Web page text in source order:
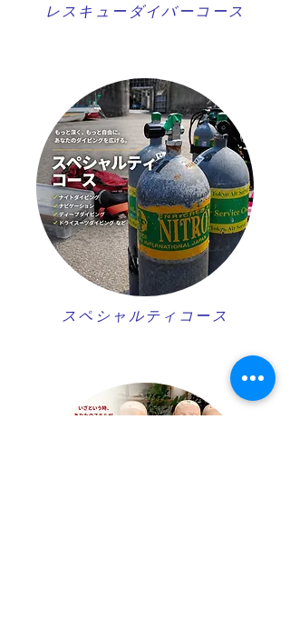
レスキューダイバーコース
スペシャルティコース